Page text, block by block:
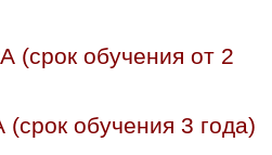
обучения от 2
обучения 3 года)